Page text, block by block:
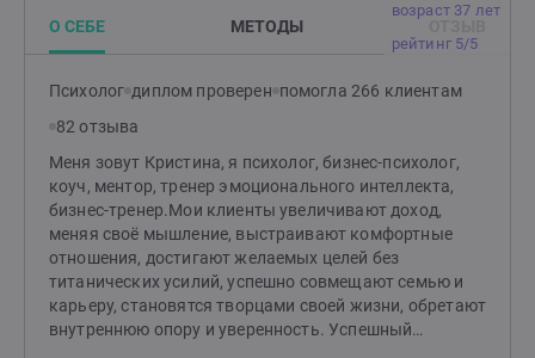
возраст 37 лет
рейтинг 5/5
О СЕБЕ МЕТОДЫ
Психолог диплом проверен помогла 266 клиентам
82 отзыва
Меня зовут Кристина, я психолог, бизнес-психолог,
коуч, ментор, тренер эмоционального интеллекта,
бизнес-тренер.Мои клиенты увеличивают доход,
меняя своё мышление, выстраивают комфортные
отношения, достигают желаемых целей без
титанических усилий, успешно совмещают семью и
карьеру, становятся творцами своей жизни, обретают
внутреннюю опору и уверенность. Успешный